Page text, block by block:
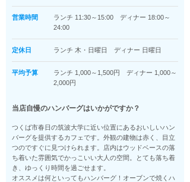
営業時間
ランチ 11:30～15:00 ディナー 18:00～
24:00
定休日 ランチ 木・日曜日 ディナー 日曜日
平均予算
ランチ 1,000～1,500円 ディナー 1,000～
2,000円
当店自慢のハンバーグはいかがですか？
つくば市春日の筑波大学に近い位置にあるおいしいハン
バーグを提供するカフェです。外観の建物は赤く、目立
つのですぐに見つけられます。店内はウッドベースの落
ち着いた雰囲気でかっこいい大人の空間。とても落ち着
き、ゆっくり時間を過ごせます。
オススメは何といってもハンバーグ！オーブンで焼くハ